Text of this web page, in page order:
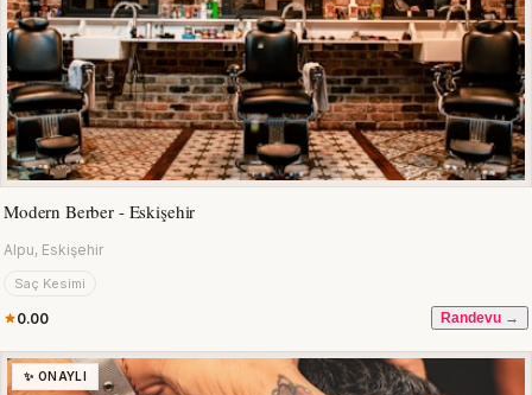
Modern Berber - Eskişehir
Alpu, Eskişehir
Saç Kesimi
0.00 Randevu →
✨ ONAYLI